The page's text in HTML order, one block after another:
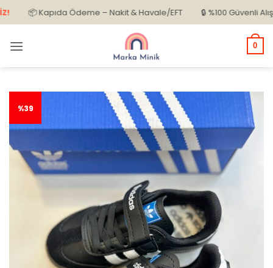
İçeriğe
atla
📦 Kapıda Ödeme – Nakit & Havale/EFT 🔒 %100 Güvenli Alışveriş
0
%39